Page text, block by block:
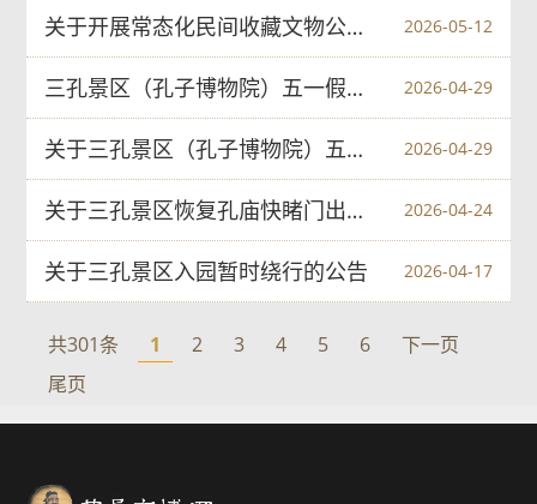
关于开展常态化民间收藏文物公益鉴定咨询活动的公告 2026-05-12
三孔景区（孔子博物院）五一假期出游温馨提示 2026-04-29
关于三孔景区（孔子博物院）五一假期购票及讲解服务的温馨提示 2026-04-29
关于三孔景区恢复孔庙快睹门出口、孔府钟楼检票口的公告 2026-04-24
关于三孔景区入园暂时绕行的公告 2026-04-17
共301条 1 2 3 4 5 6
下一页
尾页